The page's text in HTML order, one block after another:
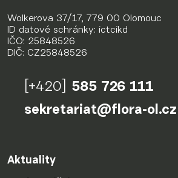
Wolkerova 37/17, 779 00 Olomouc
ID datové schránky: ictcikd
IČO: 25848526
DIČ: CZ25848526
[+420]
585 726 111
sekretariat@flora-ol.cz
Aktuality